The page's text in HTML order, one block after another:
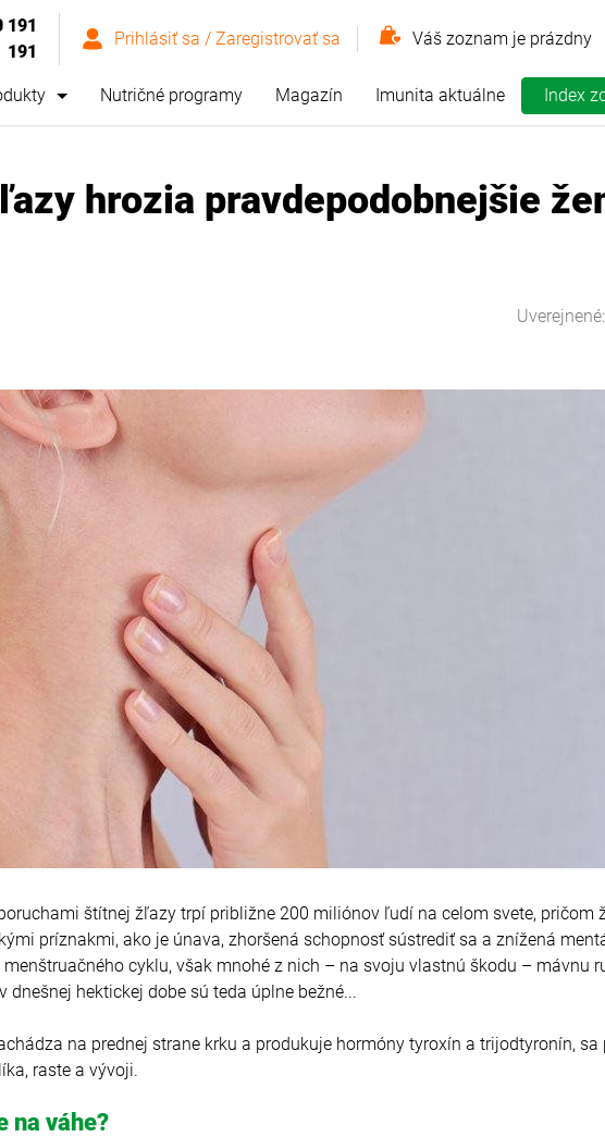
191
191
Prihlásiť sa / Zaregistrovať sa Váš zoznam je prázdny
Nutričné programy Magazín Imunita aktuálne Index
hrozia pravdepodobnejšie
štítnej žľazy trpí približne 200 miliónov ľudí na celom svete, pričom
príznakmi, ako je únava, zhoršená schopnosť sústrediť sa a znížená
cyklu, však mnohé z nich – na svoju vlastnú škodu – mávnu
hektickej dobe sú teda úplne bežné...
na prednej strane krku a produkuje hormóny tyroxín a trijodtyronín, sa
raste a vývoji.
na váhe?